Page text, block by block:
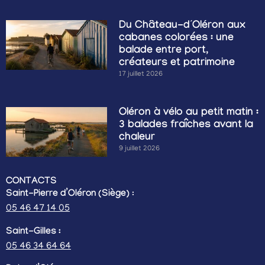
Du Château-d’Oléron aux
cabanes colorées : une
balade entre port,
créateurs et patrimoine
17 juillet 2026
Oléron à vélo au petit matin :
3 balades fraîches avant la
chaleur
9 juillet 2026
CONTACTS
Saint-Pierre d’Oléron (Siège) :
05 46 47 14 05
Saint-Gilles :
05 46 34 64 64